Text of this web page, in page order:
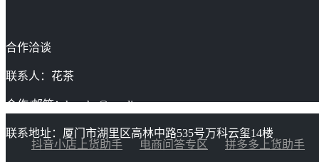
合作洽谈
联系人：花茶
合作/邮箱：huacha@gaoding.com
联系地址：厦门市湖里区高林中路535号万科云玺14楼
抖音小店上货助手
电商问答专区 拼多多上货助手